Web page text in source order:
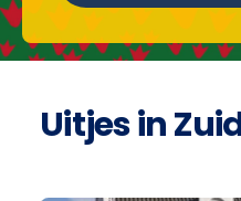
Uitjes in